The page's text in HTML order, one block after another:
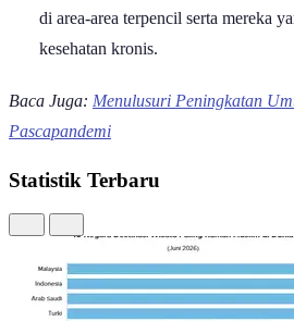
di area-area terpencil serta mereka
kesehatan kronis.
Baca Juga: Menulusuri Peningkatan
Pascapandemi
Statistik Terbaru